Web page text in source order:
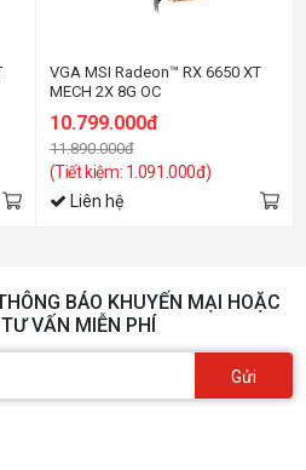
VGA MSI Radeon™ RX 6650 XT
MECH 2X 8G OC
10.799.000đ
11.890.000đ
(Tiết kiệm: 1.091.000đ)
Liên hệ
BÁO KHUYẾN MẠI HOẶC
VẤN MIỄN PHÍ
Gửi